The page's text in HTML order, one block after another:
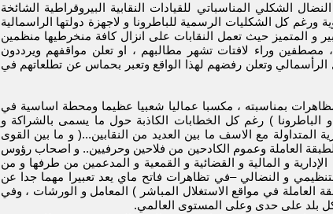
الشكلي المناسباتي للقيادات النقابية البيروقراطية الشائخة
ورغم كل الشكليات الرسمية للباطرونا و لاجهزة دولتها الراسمالية
و المتميز حيث تعمل النقابات على انزال كافة منخرطيها منظمين
مصطفين وراء لافتات تشهر مطالبهم ، او تعلن مواقفهم ويرددون
وتعلن رفضهم لهذا الواقع وتعبر بحماس عن تطلعاتهم في
بمناسبته ، مكسبا عماليا شعبيا عظيما ومحطة اساسية في
و الباطرونا ) رغم كل الخطابات الكاذبة حول ما يسمى بالشراكة و
المتداولة مع الاسف ما بين العديد من النقابين...( و ما بين القوى
للطبقة العاملة وعموم الكادحين من فلاحين وحرفيين.. و اصحاب رؤوس
و المالية و القضائية و القمعية و المدعمين من طرفها و من
و النضالي –في تظاهرات فاتح ماي يعد تعبيرا مهما جدا عن
العاملة في مواقع الاستغلال المباشر ) المعامل و الورشات ، وفي
بلد على حدى وعلى المستوى العالمي.